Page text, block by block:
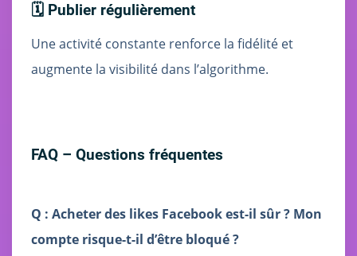
🗓️ Publier régulièrement
Une activité constante renforce la fidélité et
augmente la visibilité dans l’algorithme.
FAQ – Questions fréquentes
Q : Acheter des likes Facebook est-il sûr ? Mon
compte risque-t-il d’être bloqué ?